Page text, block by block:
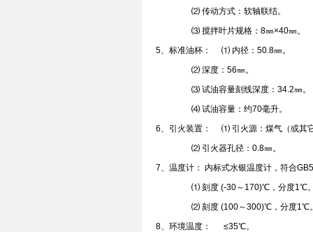
⑵ 传动方式：软轴联结。
⑶ 搅拌叶片规格：8㎜×40㎜。
5、标准油杯： ⑴ 内径：50.8㎜。
⑵ 深度：56㎜。
⑶ 试油容量刻线深度：34.2㎜。
⑷ 试油容量：约70毫升。
6、引火装置： ⑴ 引火源：煤气（或其
⑵ 引火器孔径：0.8㎜。
7、温度计： 内标式水银温度计，符合
⑴ 刻度 (-30～170)℃，分度1℃
⑵ 刻度 (100～300)℃，分度1℃
8、环境温度： ≤35℃。